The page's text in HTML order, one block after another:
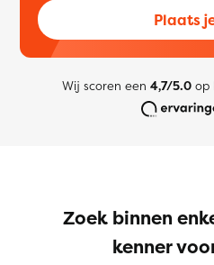
Plaats
Wij scoren een 4,7/5.0op
Zoek binnen
kenner